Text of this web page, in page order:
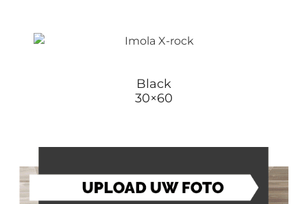
Black
30×60